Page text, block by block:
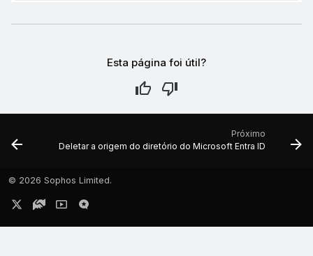
Esta página foi útil?
Próximo
Deletar a origem do diretório do Microsoft Entra ID
© 2026 Sophos Limited.